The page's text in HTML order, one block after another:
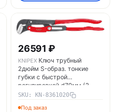
26591 ₽
KNIPEX Ключ трубный
2дюйм S-образ. тонкие
губки с быстрой
регулировкой d70мм (2
3/4дюйм) L-560мм Cr-V
SKU: KN-8361020
Под заказ